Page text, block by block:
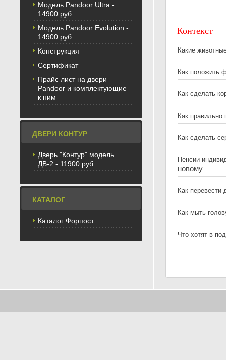
Модель Pandoor Ultra -
14900 руб.
Модель Pandoor Evolution -
14900 руб.
Конструкция
Сертификат
Прайс лист на двери
Pandoor и комплектующие
к ним
ДВЕРИ КОНТУР
Дверь "Контур" модель
ДВ-2 - 11900 руб.
КАТАЛОГ
Каталог Форпост
Контекст
Какие
Как положить
Как сделать
Как правильно
Как сделать
Пенсии
новому
Как перевести
Как мыть
Что хотят в